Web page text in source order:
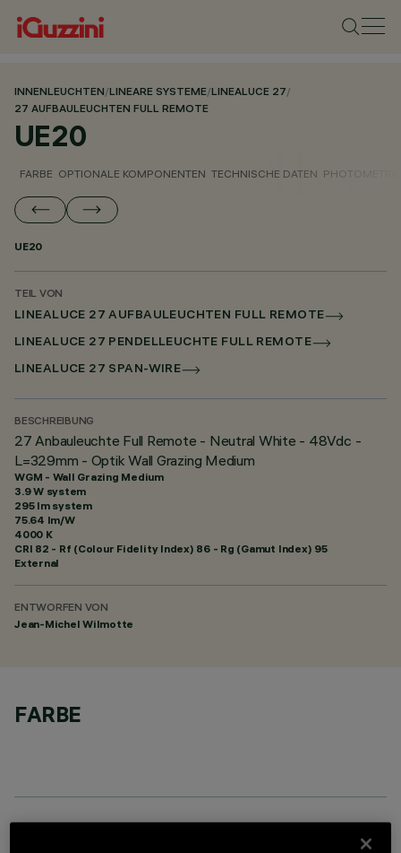
INNENLEUCHTEN/LINEARE SYSTEME/LINEALUCE 27/
27 AUFBAULEUCHTEN FULL REMOTE
UE20
FARBE OPTIONALE KOMPONENTEN TECHNISCHE DATEN
UE20
TEIL VON
LINEALUCE 27 AUFBAULEUCHTEN FULL REMOTE
LINEALUCE 27 PENDELLEUCHTE FULL REMOTE
LINEALUCE 27 SPAN-WIRE
BESCHREIBUNG
27 Anbauleuchte Full Remote - Neutral White - 48Vdc -
L=329mm - Optik Wall Grazing Medium
WGM - Wall Grazing Medium
3.9 W system
295 lm system
75.64 lm/W
4000 K
CRI 82 - Rf (Colour Fidelity Index) 86 - Rg (Gamut Index) 95
External
ENTWORFEN VON
Jean-Michel Wilmotte
FARBE